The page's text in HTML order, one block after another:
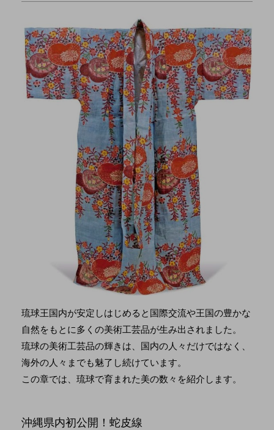
琉球王国内が安定しはじめると国際交流や王国の豊かな
自然をもとに多くの美術工芸品が生み出されました。
琉球の美術工芸品の輝きは、国内の人々だけではなく、
海外の人々までも魅了し続けています。
この章では、琉球で育まれた美の数々を紹介します。
沖縄県内初公開！蛇皮線